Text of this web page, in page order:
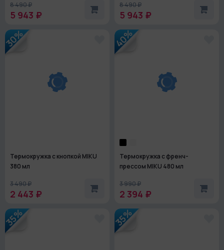
8 490 ₽
5 943 ₽
8 490 ₽
5 943 ₽
30%
Термокружка с кнопкой MIKU
380 мл
3 490 ₽
2 443 ₽
40%
Термокружка с френч-
прессом MIKU 480 мл
3 990 ₽
2 394 ₽
35% 35%